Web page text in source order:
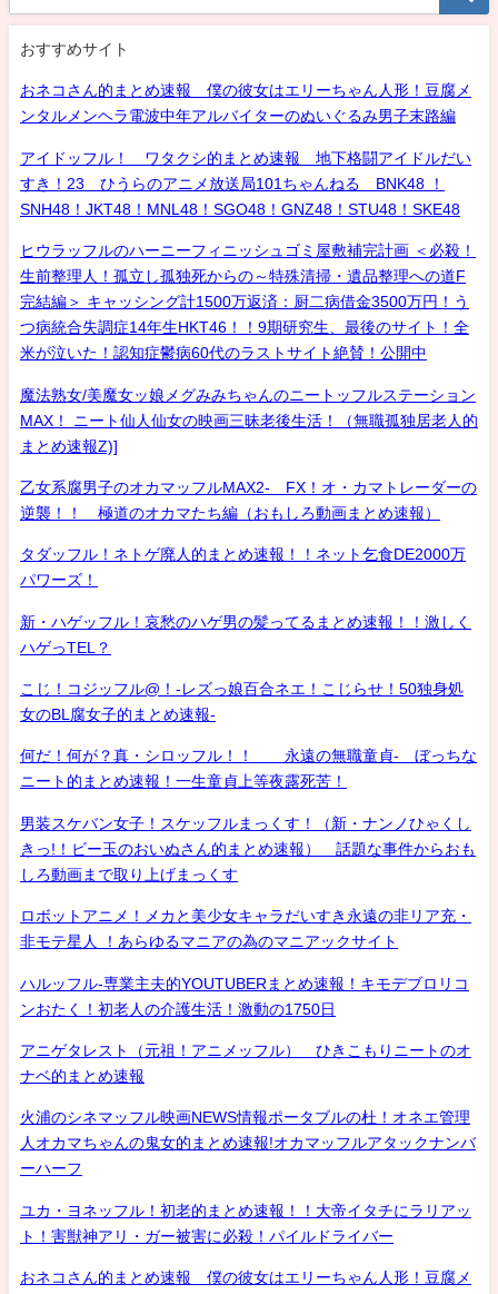
おすすめサイト
おネコさん的まとめ速報 僕の彼女はエリーちゃん人形！豆腐メ
ンタルメンヘラ電波中年アルバイターのぬいぐるみ男子末路編
アイドッフル！ ワタクシ的まとめ速報 地下格闘アイドルだい
すき！23 ひうらのアニメ放送局101ちゃんねる BNK48 ！
SNH48！JKT48！MNL48！SGO48！GNZ48！STU48！SKE48
ヒウラッフルのハーニーフィニッシュゴミ屋敷補完計画 ＜必殺！
生前整理人！孤立し孤独死からの～特殊清掃・遺品整理への道F
完結編＞ キャッシング計1500万返済：厨二病借金3500万円！う
つ病統合失調症14年生HKT46！！9期研究生、最後のサイト！全
米が泣いた！認知症鬱病60代のラストサイト絶賛！公開中
魔法熟女/美魔女ッ娘メグみみちゃんのニートッフルステーション
MAX！ ニート仙人仙女の映画三昧老後生活！（無職孤独居老人的
まとめ速報Z)]
乙女系腐男子のオカマッフルMAX2- FX！オ・カマトレーダーの
逆襲！！ 極道のオカマたち編（おもしろ動画まとめ速報）
タダッフル！ネトゲ廃人的まとめ速報！！ネット乞食DE2000万
パワーズ！
新・ハゲッフル！哀愁のハゲ男の髪ってるまとめ速報！！激しく
ハゲっTEL？
こじ！コジッフル@！-レズっ娘百合ネエ！こじらせ！50独身処
女のBL腐女子的まとめ速報-
何だ！何が？真・シロッフル！！ 永遠の無職童貞- ぼっちな
ニート的まとめ速報！一生童貞上等夜露死苦！
男装スケバン女子！スケッフルまっくす！（新・ナンノひゃくし
きっ!！ビー玉のおいぬさん的まとめ速報） 話題な事件からおも
しろ動画まで取り上げまっくす
ロボットアニメ！メカと美少女キャラだいすき永遠の非リア充・
非モテ星人 ！あらゆるマニアの為のマニアックサイト
ハルッフル-専業主夫的YOUTUBERまとめ速報！キモデブロリコ
ンおたく！初老人の介護生活！激動の1750日
アニゲタレスト（元祖！アニメッフル） ひきこもりニートのオ
ナベ的まとめ速報
火浦のシネマッフル映画NEWS情報ポータブルの杜！オネエ管理
人オカマちゃんの鬼女的まとめ速報!オカマッフルアタックナンバ
ーハーフ
ユカ・ヨネッフル！初老的まとめ速報！！大帝イタチにラリアッ
ト！害獣神アリ・ガー被害に必殺！パイルドライバー
おネコさん的まとめ速報 僕の彼女はエリーちゃん人形！豆腐メ